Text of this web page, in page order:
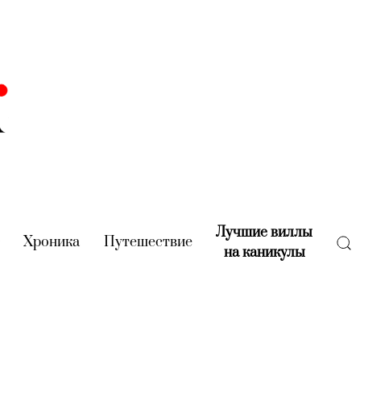
(current)
Хроника (current)
Путешествие(current)
Лучшие виллы
на каникулы(current)